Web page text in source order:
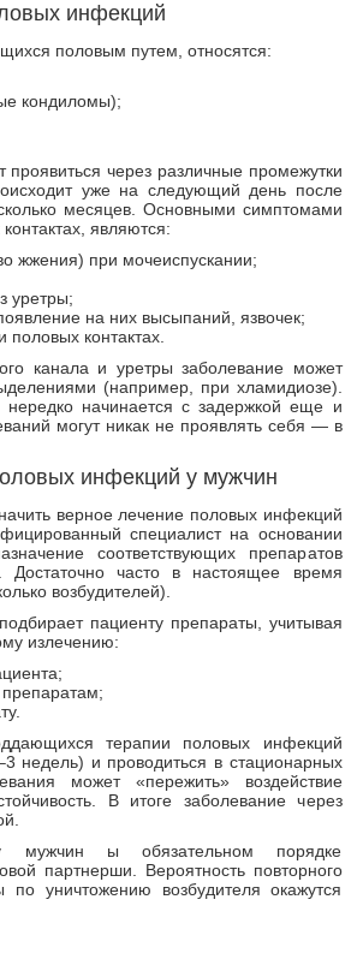
инфекций
половым путем, относятся:
кондиломы);
проявиться через различные промежутки
уже на следующий день после
месяцев. Основными симптомами
являются:
жжения) при мочеиспускании;
уретры;
на них высыпаний, язвочек;
контактах.
канала и уретры заболевание может
(например, при хламидиозе).
начинается с задержкой еще и
могут никак не проявлять себя — в
инфекций у мужчин
верное лечение половых инфекций
специалист на основании
соответствующих препаратов
Достаточно часто в настоящее время
возбудителей).
пациенту препараты, учитывая
излечению:
препаратам;
терапии половых инфекций
недель) и проводиться в стационарных
может «пережить» воздействие
В итоге заболевание через
мужчин ы обязательном порядке
партнерши. Вероятность повторного
уничтожению возбудителя окажутся